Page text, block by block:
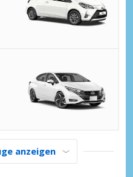
anzeigen